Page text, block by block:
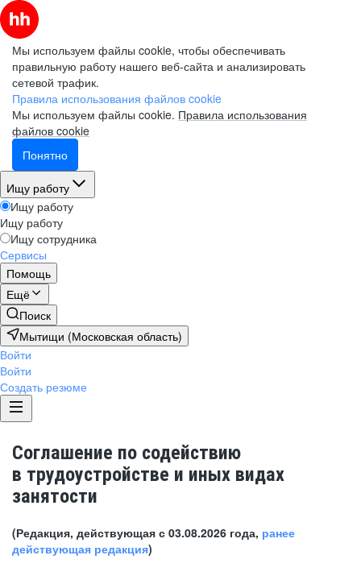
Мы используем файлы cookie, чтобы обеспечивать
правильную работу нашего веб-сайта и анализировать
сетевой трафик.
Правила использования файлов cookie
Мы используем файлы cookie. Правила использования
файлов cookie
Понятно
Ищу работу
Ищу работу
Ищу работу
Ищу сотрудника
Сервисы
Помощь
Ещё
Поиск
Мытищи (Московская область)
Войти
Войти
Создать резюме
Соглашение по содействию
в трудоустройстве и иных видах
занятости
(Редакция, действующая с 03.08.2026 года, ранее
действующая редакция)